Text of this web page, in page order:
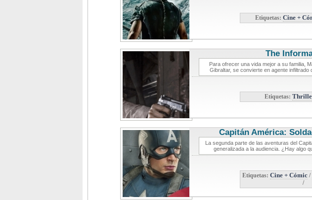
Etiquetas: Cine +
The
Para ofrecer una vida mejor a su familia,
Gibraltar, se convierte en agente infiltrado
Etiquetas:
Capitán América:
La segunda parte de las aventuras del
generalizada a la audiencia. ¿Hay algo
Etiquetas: Cine + Cómic /
/